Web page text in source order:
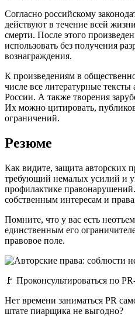
Согласно российскому
действуют в течение всей
смерти. После этого
использовать без получения
вознаграждения.
К произведениям в
числе все литературные
России. А также творения
Их можно цитировать,
ограничений.
Резюме
Как видите, защита авторских
требующий немалых усилий и
профилактике
собственным интересам и
Помните, что у вас есть
единственным его
правовое поле.
🚩 Проконсультироваться по
Нет времени заниматься PR
штате пиарщика не выгодно?